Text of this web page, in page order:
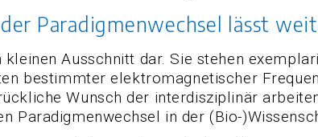
Paradigmenwechsel lässt
Ausschnitt dar. Sie stehen
bestimmter elektromagnetischer
Wunsch der interdisziplinär
Paradigmenwechsel in der (Bio-